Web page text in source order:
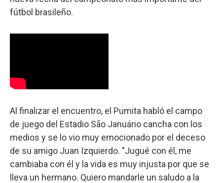
fútbol brasileño.
Al finalizar el encuentro, el Pumita habló el campo
de juego del Estadio São Januário cancha con los
medios y se lo vio muy emocionado por el deceso
de su amigo Juan Izquierdo. "Jugué con él, me
cambiaba con él y la vida es muy injusta por que se
lleva un hermano. Quiero mandarle un saludo a la